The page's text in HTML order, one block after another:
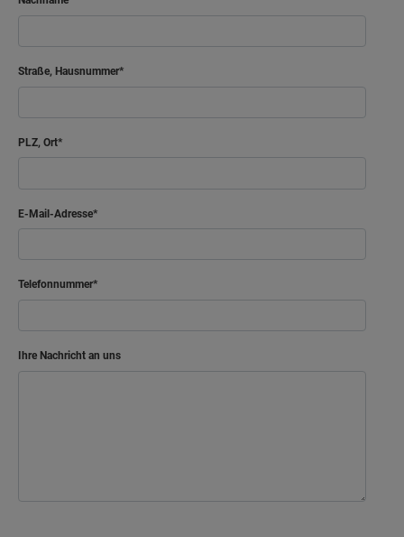
Straße, Hausnummer
PLZ, Ort
E-Mail-Adresse
Telefonnummer
Ihre Nachricht an uns